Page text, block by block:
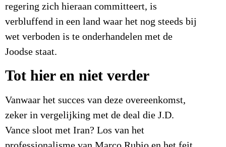
regering zich hieraan committeert, is
verbluffend in een land waar het nog steeds bij
wet verboden is te onderhandelen met de
Joodse staat.
Tot hier en niet verder
Vanwaar het succes van deze overeenkomst,
zeker in vergelijking met de deal die J.D.
Vance sloot met Iran? Los van het